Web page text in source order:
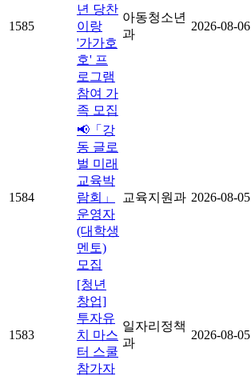
1585
년 당찬
이랑
'가가호
호' 프
로그램
참여 가
족 모집
아동청소년
과
2026-08-06
1584
📢「강
동 글로
벌 미래
교육박
람회」
운영자
(대학생
멘토)
모집
교육지원과 2026-08-05
1583
[청년
창업]
투자유
치 마스
터 스쿨
참가자
일자리정책
과
2026-08-05